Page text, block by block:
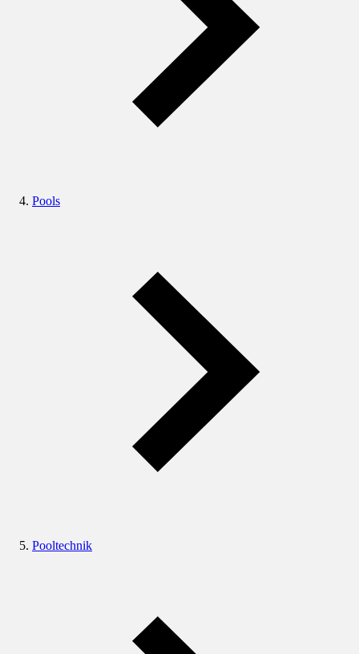
Pools
Pooltechnik